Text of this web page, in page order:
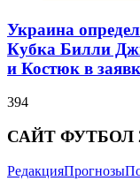
Украина
Кубка Билли
и Костюк в
394
САЙТ ФУТБОЛ
РедакцияПрогнозы